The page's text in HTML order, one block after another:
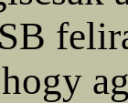
hogy